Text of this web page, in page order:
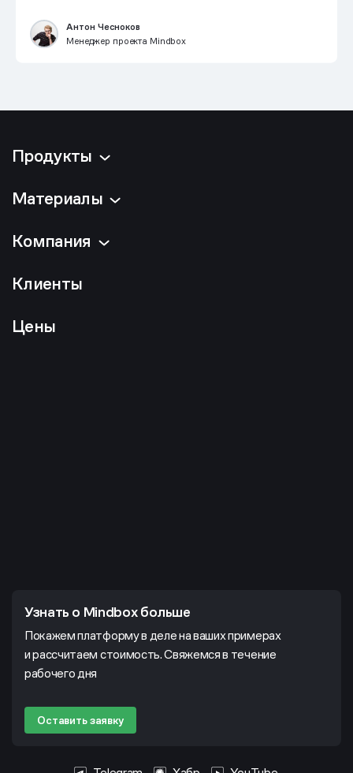
Антон Чесноков
Менеджер проекта Mindbox
Продукты
Материалы
Компания
Клиенты
Цены
Узнать о Mindbox больше
Покажем платформу в деле на ваших примерах
и рассчитаем стоимость. Свяжемся в течение
рабочего дня
Оставить заявку